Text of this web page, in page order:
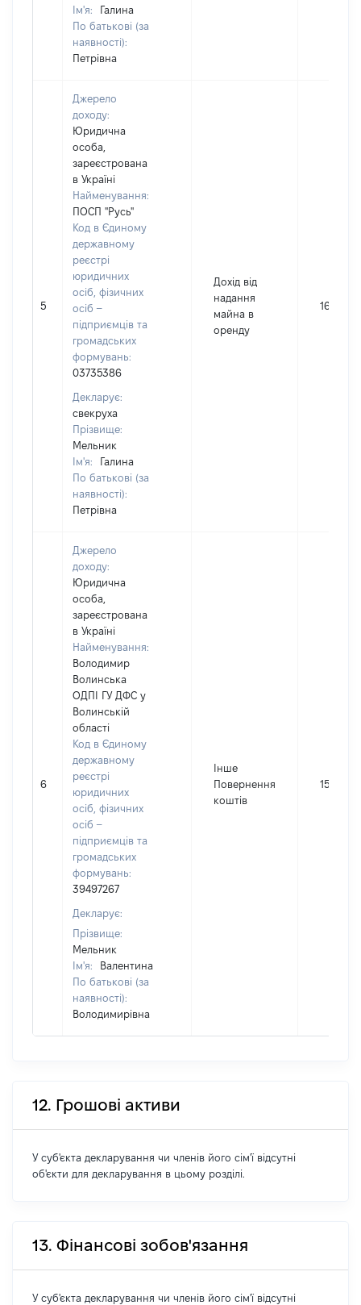
Ім'я:
Галина
По батькові (за
наявності):
Петрівна
5
Джерело
доходу:
Юридична
особа,
зареєстрована
в Україні
Найменування:
ПОСП "Русь"
Код в Єдиному
державному
реєстрі
юридичних
осіб, фізичних
осіб –
підприємців та
громадських
формувань:
03735386
Декларує:
свекруха
Прізвище:
Мельник
Ім'я:
Галина
По батькові (за
наявності):
Петрівна
Дохід від
надання
майна в
оренду
1674
6
Джерело
доходу:
Юридична
особа,
зареєстрована
в Україні
Найменування:
Володимир
Волинська
ОДПІ ГУ ДФС у
Волинській
області
Код в Єдиному
державному
реєстрі
юридичних
осіб, фізичних
осіб –
підприємців та
громадських
формувань:
39497267
Декларує:
Прізвище:
Мельник
Ім'я:
Валентина
По батькові (за
наявності):
Володимирівна
Інше
Повернення
коштів
1542
12. Грошові активи
У суб'єкта декларування чи членів його сім'ї відсутні
об'єкти для декларування в цьому розділі.
13. Фінансові зобов'язання
У суб'єкта декларування чи членів його сім'ї відсутні